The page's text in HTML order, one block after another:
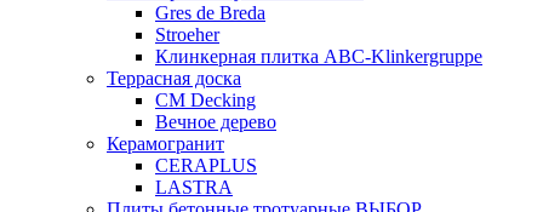
Gres de Breda
Stroeher
Клинкерная плитка ABC-Klinkergruppe
Террасная доска
CM Decking
Вечное дерево
Керамогранит
CERAPLUS
LASTRA